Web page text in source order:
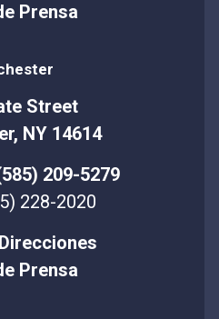
Prensa
Street
NY 14614
209-5279
228-2020
Prensa